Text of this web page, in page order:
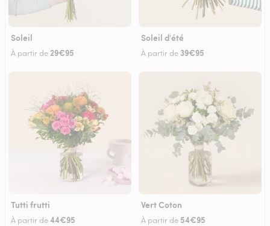
Soleil
À partir de29€95
Soleil d'été
À partir de 39€95
Tutti frutti
À partir de44€95
Vert Coton
À partir de 54€95